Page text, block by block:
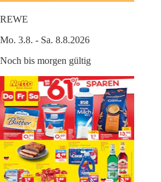
REWE
Mo. 3.8. - Sa. 8.8.2026
Noch bis morgen gültig